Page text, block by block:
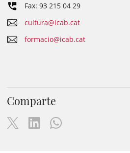
Fax: 93 215 04 29
cultura@icab.cat
formacio@icab.cat
Comparte